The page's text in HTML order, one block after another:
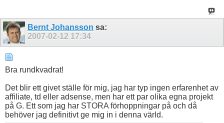
Bernt Johansson sa:
2007-02-12 17:34
Bra rundkvadrat!
Det blir ett givet ställe för mig, jag har typ ingen erfarenhet av
affiliate, td eller adsense, men har ett par olika egna projekt
på G. Ett som jag har STORA förhoppningar på och då
behöver jag definitivt ge mig in i denna värld.